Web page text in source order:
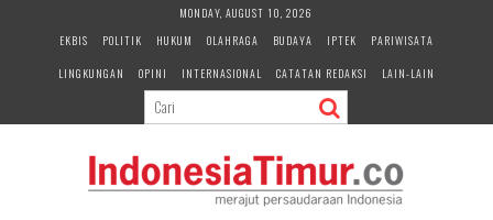
MONDAY, AUGUST 10, 2026
EKBIS
POLITIK HUKUM OLAHRAGA BUDAYA IPTEK
PARIWISATA
LINGKUNGAN
OPINI INTERNASIONAL CATATAN REDAKSI LAIN-LAIN